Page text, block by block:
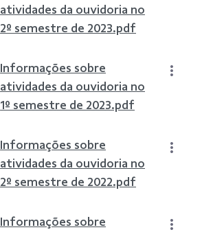
atividades da ouvidoria no
2º semestre de 2023.pdf
Informações sobre
atividades da ouvidoria no
1º semestre de 2023.pdf
Informações sobre
atividades da ouvidoria no
2º semestre de 2022.pdf
Informações sobre